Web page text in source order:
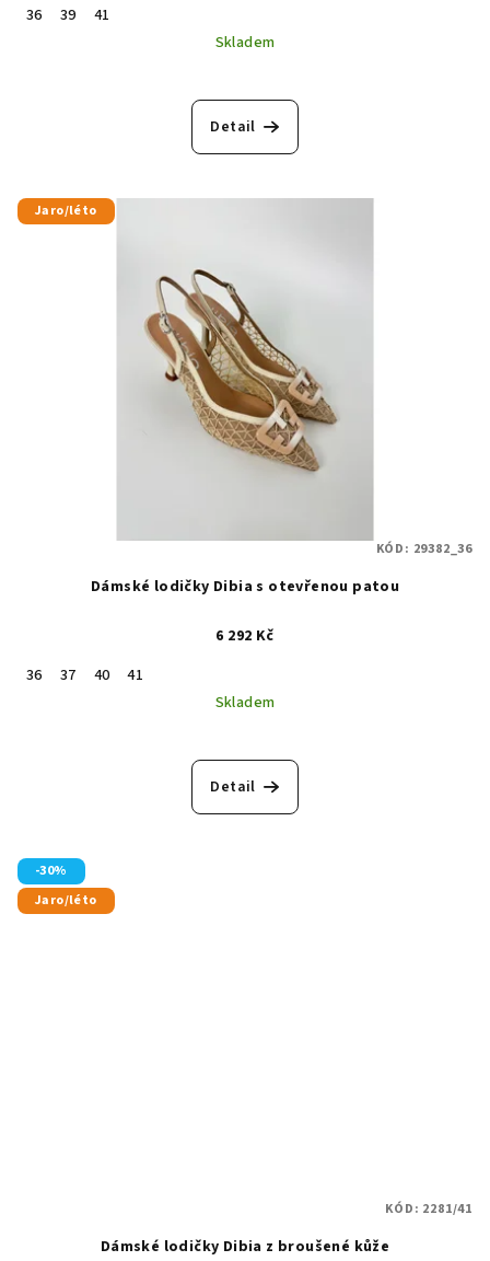
36
39
41
Skladem
Detail
Jaro/léto
Dámské lodičky Dibia s otevřenou patou
6 292 Kč
36
37 40
41
Skladem
Detail
KÓD: 29382_36
-30%
Jaro/léto
Dámské lodičky Dibia z broušené kůže
KÓD: 2281/41